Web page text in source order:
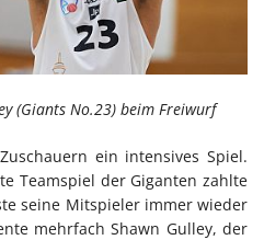
(Giants No.23) beim Freiwurf
ein intensives Spiel.
Teamspiel der Giganten zahlte
seine Mitspieler immer wieder
mehrfach Shawn Gulley, der